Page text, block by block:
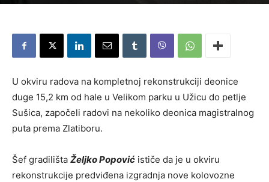
U okviru radova na kompletnoj rekonstrukciji deonice
duge 15,2 km od hale u Velikom parku u Užicu do petlje
Sušica, započeli radovi na nekoliko deonica magistralnog
puta prema Zlatiboru.
Šef gradilišta Željko Popović ističe da je u okviru
rekonstrukcije predviđena izgradnja nove kolovozne